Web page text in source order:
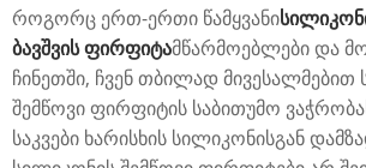
როგორც ერთ-ერთი წამყვანი
ბავშვის ფირფიტამწარმოებლები და
ჩინეთში, ჩვენ თბილად მივესალმებით
შემწოვი ფირფიტის საბითუმო
საკვები ხარისხის სილიკონისგან